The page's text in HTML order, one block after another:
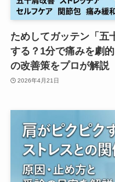
ためしてガッテン「五
する？1分で痛みを劇
の改善策をプロが解説
2026年4月21日